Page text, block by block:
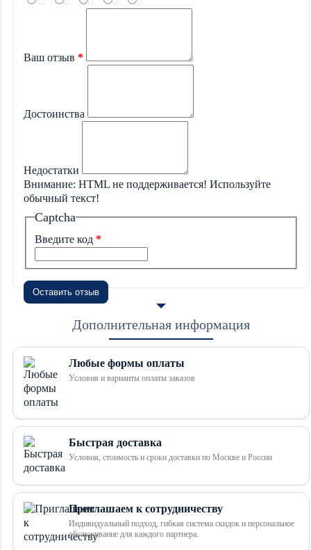
Ваш отзыв
Достоинства
Недостатки
Внимание: HTML не поддерживается! Используйте
обычный текст!
Captcha
Введите код
Оставить отзыв
Дополнительная информация
Любые формы оплаты
Условия и варианты оплаты заказов
Быстрая доставка
Условия, стоимость и сроки доставки по Москве и России
Приглашаем к сотрудничеству
Индивидуальный подход, гибкая система скидок и персональное
обслуживание для каждого партнера.